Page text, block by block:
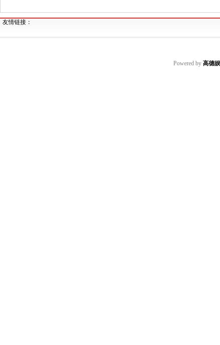
友情链接：
Powered by 高德